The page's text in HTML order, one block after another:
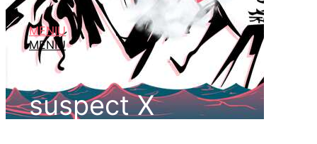
MENIU
MENIU
suspect X